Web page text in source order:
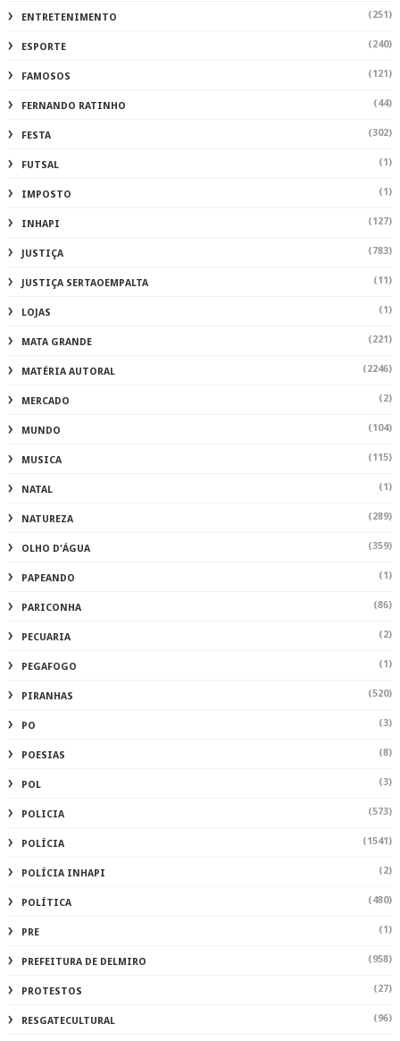
ENTRETENIMENTO (251)
ESPORTE (240)
FAMOSOS (121)
FERNANDO RATINHO (44)
FESTA (302)
FUTSAL (1)
IMPOSTO (1)
INHAPI (127)
JUSTIÇA (783)
JUSTIÇA SERTAOEMPALTA (11)
LOJAS (1)
MATA GRANDE (221)
MATÉRIA AUTORAL (2246)
MERCADO (2)
MUNDO (104)
MUSICA (115)
NATAL (1)
NATUREZA (289)
OLHO D'ÁGUA (359)
PAPEANDO (1)
PARICONHA (86)
PECUARIA (2)
PEGAFOGO (1)
PIRANHAS (520)
PO (3)
POESIAS (8)
POL (3)
POLICIA (573)
POLÍCIA (1541)
POLÍCIA INHAPI (2)
POLÍTICA (480)
PRE (1)
PREFEITURA DE DELMIRO (958)
PROTESTOS (27)
RESGATECULTURAL (96)